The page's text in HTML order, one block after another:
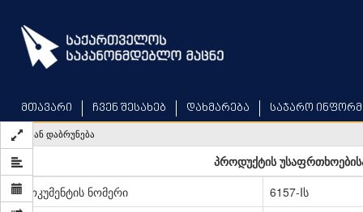
main
content
მთავარი ჩვენ შესახებ დახმარება საჯარო
უკან დაბრუნება
პროდუქტის
დოკუმენტის ნომერი
6157-Iს